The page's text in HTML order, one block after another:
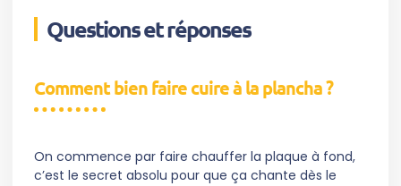
Questions et réponses
Comment bien faire cuire à la plancha ?
On commence par faire chauffer la plaque à fond,
c’est le secret absolu pour que ça chante dès le